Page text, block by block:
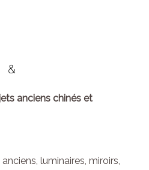
anciens chinés et
luminaires, miroirs,